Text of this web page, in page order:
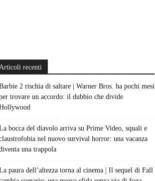
recenti
2 rischia di saltare | Warner Bros. ha pochi mesi
trovare un accordo: il dubbio che divide
bocca del diavolo arriva su Prime Video, squali e
nel nuovo survival horror: una vacanza
una trappola
paura dell’altezza torna al cinema | Il sequel di Fall